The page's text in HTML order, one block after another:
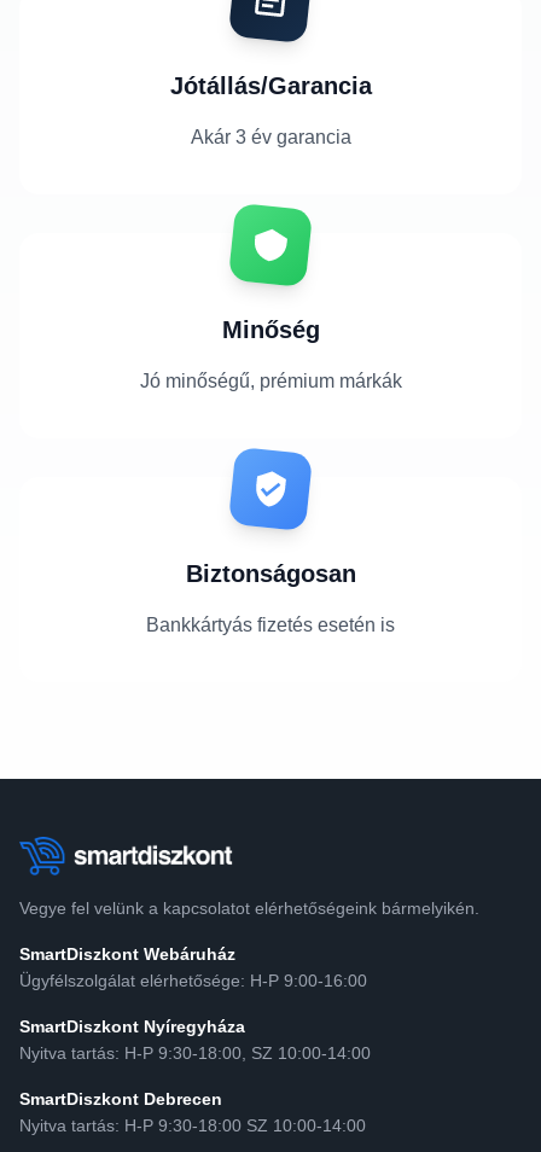
Jótállás/Garancia
Akár 3 év garancia
Minőség
Jó minőségű, prémium márkák
Biztonságosan
Bankkártyás fizetés esetén is
Vegye fel velünk a kapcsolatot elérhetőségeink bármelyikén.
SmartDiszkont Webáruház
Ügyfélszolgálat elérhetősége: H-P 9:00-16:00
SmartDiszkont Nyíregyháza
Nyitva tartás: H-P 9:30-18:00, SZ 10:00-14:00
SmartDiszkont Debrecen
Nyitva tartás: H-P 9:30-18:00 SZ 10:00-14:00